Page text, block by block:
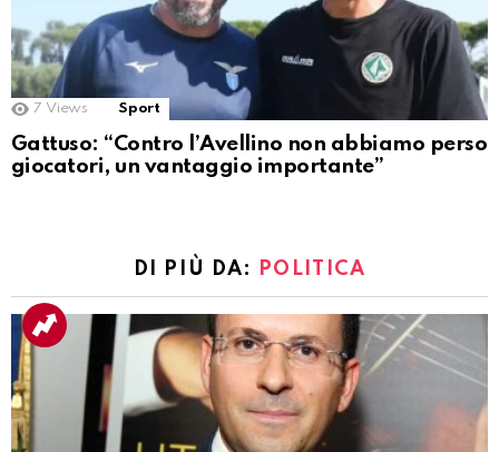
7 Views Sport
Gattuso: “Contro l’Avellino non abbiamo perso
giocatori, un vantaggio importante”
DI PIÙ DA: POLITICA